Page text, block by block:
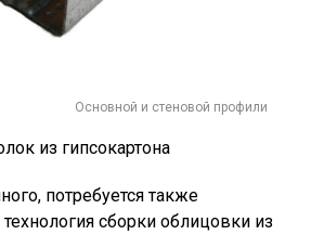
Основной и стеновой профили
потребуется также
сборки облицовки из